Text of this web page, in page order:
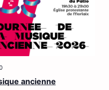
ancienne